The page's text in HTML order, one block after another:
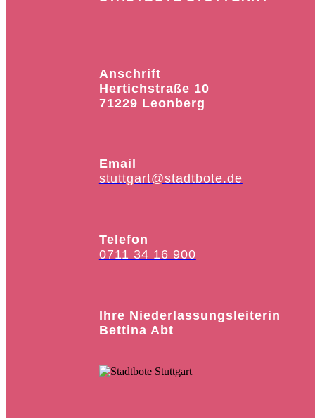
Anschrift
Hertichstraße 10
71229 Leonberg
Email
stuttgart@stadtbote.de
Telefon
0711 34 16 900
Ihre Niederlassungsleiterin
Bettina Abt